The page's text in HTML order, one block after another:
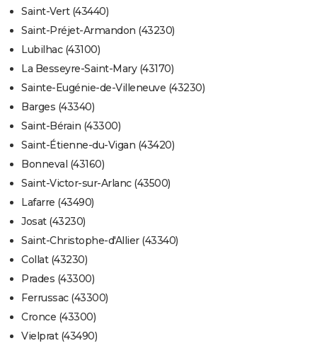
Saint-Vert (43440)
Saint-Préjet-Armandon (43230)
Lubilhac (43100)
La Besseyre-Saint-Mary (43170)
Sainte-Eugénie-de-Villeneuve (43230)
Barges (43340)
Saint-Bérain (43300)
Saint-Étienne-du-Vigan (43420)
Bonneval (43160)
Saint-Victor-sur-Arlanc (43500)
Lafarre (43490)
Josat (43230)
Saint-Christophe-d'Allier (43340)
Collat (43230)
Prades (43300)
Ferrussac (43300)
Cronce (43300)
Vielprat (43490)